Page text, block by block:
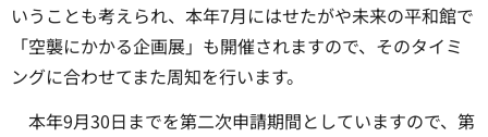
いうことも考えられ、本年7月にはせたがや未来の平和館で
「空襲にかかる企画展」も開催されますので、そのタイミ
ングに合わせてまた周知を行います。
本年9月30日までを第二次申請期間としていますので、第